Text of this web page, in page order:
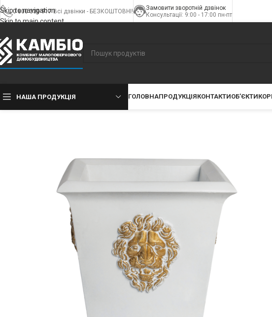
Skip to navigation
Skip to main content
0 800 330 917Всі дзвінки - БЕЗКОШТОВНІ!
Замовити зворотній дзвінок
Консультації: 9:00 - 17:00 пн-пт
НАША ПРОДУКЦІЯ ГОЛОВНАПРОДУКЦІЯКОНТАКТИОБ’ЄКТИ